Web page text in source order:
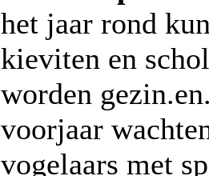
het jaar rond
kieviten en
worden
voorjaar
vogelaars met